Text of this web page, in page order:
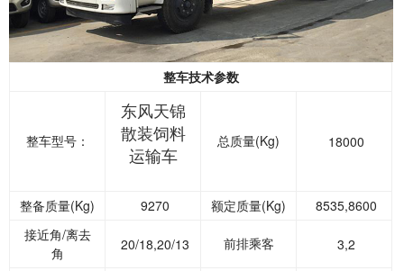
整车技术参数
整车型号：
东风天锦
散装饲料
运输车
总质量(Kg) 18000
整备质量(Kg) 9270 额定质量(Kg)
8535,8600
接近角/离去
角
20/18,20/13 前排乘客 3,2